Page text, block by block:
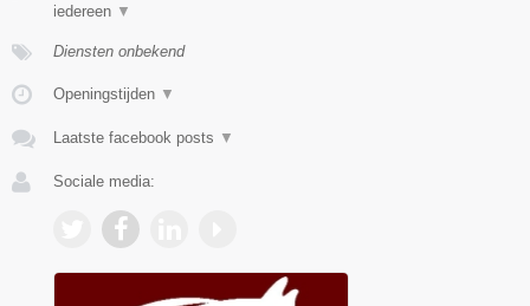
iedereen ▼
Diensten onbekend
Openingstijden ▼
Laatste facebook posts ▼
Sociale media: